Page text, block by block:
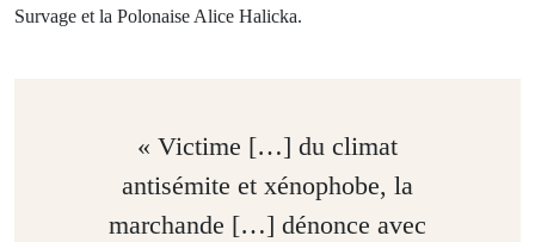
Survage et la Polonaise Alice Halicka.
« Victime […] du climat
antisémite et xénophobe, la
marchande […] dénonce avec